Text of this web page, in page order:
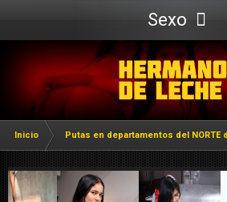
Sexo
Webcam
Inicio Putas en departamentos del NORTE